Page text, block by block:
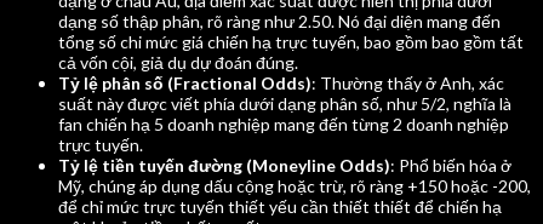
dạng số thập phân, rõ ràng như 2.50. Nó đại diện mang đến
tổng số chi mức giá chiến hạ trực tuyến, bao gồm bao gồm tất
cả vốn cội, giả dụ dự đoán đúng.
Tỷ lệ phân số (Fractional Odds): Thường thấy ở Anh, xác
suất này được viết phía dưới dạng phân số, như 5/2, nghĩa là
fan chiến hạ 5 doanh nghiệp mang đến từng 2 doanh nghiệp
trực tuyến.
Tỷ lệ tiền tuyến đường (Moneyline Odds): Phổ biến hóa ở
Mỹ, chúng áp dụng dấu cộng hoặc trừ, rõ ràng +150 hoặc -200,
để chỉ mức trực tuyến thiết yếu cần thiết thiết để chiến hạ